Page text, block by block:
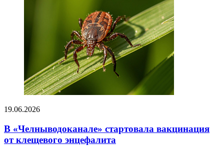
19.06.2026
В «Челныводоканале» стартовала вакцинация
от клещевого энцефалита